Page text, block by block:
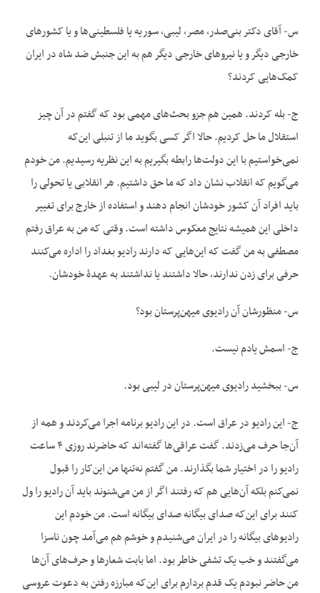
س- آقای دکتر بنی‌صدر، مصر، لیبی، سوریه یا فلسطینی‌ها و یا کشورهای
خارجی دیگر و یا نیروهای خارجی دیگر هم به این جنبش ضد شاه در ایران
کمک‌هایی کردند؟
ج- بله کردند. همین هم جزو بحث‌های مهمی بود که گفتم در آن چیز
استقلال ما حل کردیم. حالا اگر کسی بگوید ما از تنبلی این‌که
نمی‌خواستیم با این دولت‌ها رابطه بگیریم به این نظریه رسیدیم. من خودم
می‌گویم که انقلاب نشان داد که ما حق داشتیم. هر انقلابی یا تحولی را
باید افراد آن کشور خودشان انجام دهند و استفاده از خارج برای تغییر
داخلی این همیشه نتایج معکوس داشته است. وقتی که من به عراق رفتم
مصطفی به من گفت که این‌هایی که دارند رادیو بغداد را اداره می‌کنند
حرفی برای زدن ندارند، حالا داشتند یا نداشتند به عهدۀ خودشان.
س- منظورشان آن رادیوی میهن‌پرستان بود؟
ج- اسمش یادم نیست.
س- ببخشید رادیوی میهن‌پرستان در لیبی بود.
ج- این رادیو در عراق است. در این رادیو برنامه اجرا می‌کردند و همه از
آن‌جا حرف می‌زدند. گفت عراقی‌ها گفته‌اند که حاضرند روزی ۴ ساعت
رادیو را در اختیار شما بگذارند. من گفتم نه‌تنها من این‌کار را قبول
نمی‌کنم بلکه آن‌هایی هم که رفتند اگر از من می‌شنوند باید آن رادیو را ول
کنند برای این‌که صدای بیگانه صدای بیگانه است. من خودم این
رادیوهای بیگانه را در ایران می‌شنیدم و خوشم هم می‌آمد چون ناسزا
می‌گفتند و خب یک تشفی خاطر بود. اما بابت شعارها و حرف‌های آن‌ها
من حاضر نبودم یک قدم بردارم برای این‌که مبارزه رفتن به دعوت عروسی